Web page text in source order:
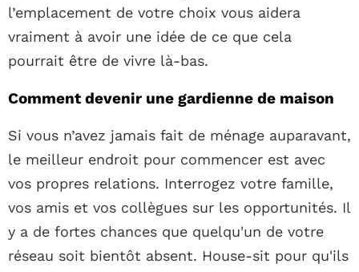
l’emplacement de votre choix vous aidera
vraiment à avoir une idée de ce que cela
pourrait être de vivre là-bas.
Comment devenir une gardienne de maison
Si vous n’avez jamais fait de ménage auparavant,
le meilleur endroit pour commencer est avec
vos propres relations. Interrogez votre famille,
vos amis et vos collègues sur les opportunités. Il
y a de fortes chances que quelqu'un de votre
réseau soit bientôt absent. House-sit pour qu'ils